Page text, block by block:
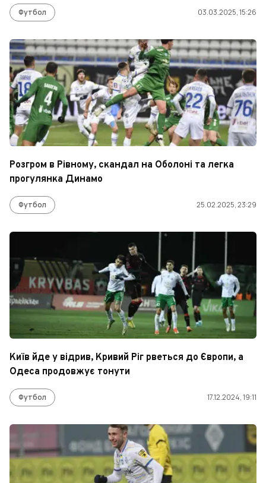
Футбол 03.03.2025, 15:26
Розгром в Рівному, скандал на Оболоні та легка
прогулянка Динамо
Футбол 25.02.2025, 23:29
Київ йде у відрив, Кривий Ріг рветься до Європи, а
Одеса продовжує тонути
Футбол 17.12.2024, 19:11